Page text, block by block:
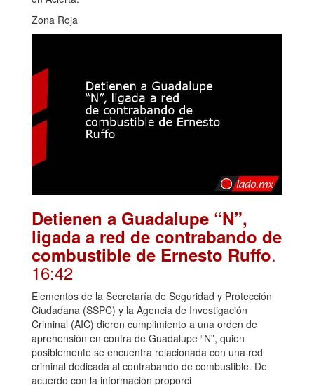
Zona Roja
Detienen a Guadalupe “N”,
ligada a red de contrabando de
combustible de Ernesto Ruffo.
16:42
Elementos de la Secretaría de Seguridad y Protección
Ciudadana (SSPC) y la Agencia de Investigación
Criminal (AIC) dieron cumplimiento a una orden de
aprehensión en contra de Guadalupe “N”, quien
posiblemente se encuentra relacionada con una red
criminal dedicada al contrabando de combustible. De
acuerdo con la información proporci